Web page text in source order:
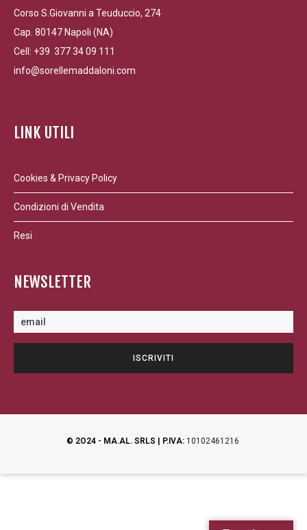
Corso S.Giovanni a Teuduccio, 274
Cap. 80147 Napoli (NA)
Cell: +39 377 34 09 111
info@sorellemaddaloni.com
LINK UTILI
Cookies & Privacy Policy
Condizioni di Vendita
Resi
NEWSLETTER
© 2O24 - MA.AL. SRLS | P.IVA: 10102461216